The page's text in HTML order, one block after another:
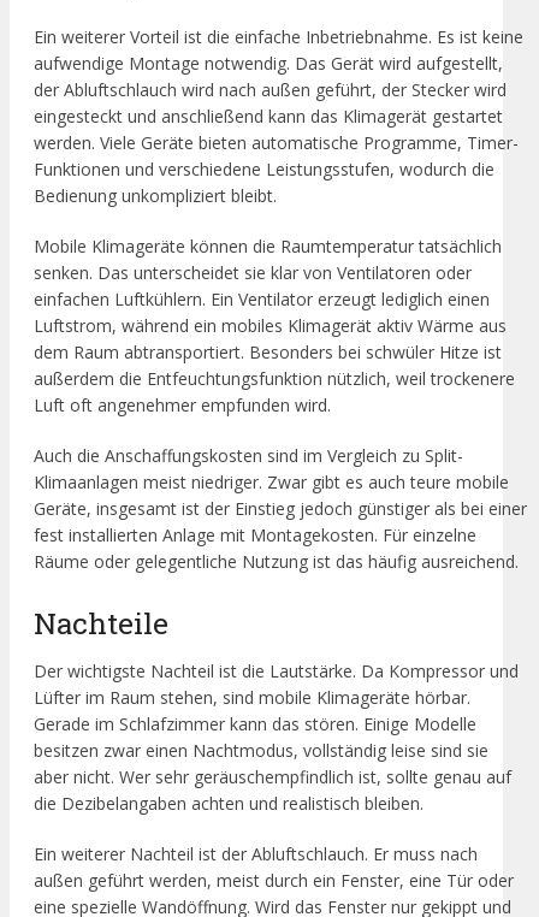
Ein weiterer Vorteil ist die einfache Inbetriebnahme. Es ist keine
aufwendige Montage notwendig. Das Gerät wird aufgestellt,
der Abluftschlauch wird nach außen geführt, der Stecker wird
eingesteckt und anschließend kann das Klimagerät gestartet
werden. Viele Geräte bieten automatische Programme, Timer-
Funktionen und verschiedene Leistungsstufen, wodurch die
Bedienung unkompliziert bleibt.
Mobile Klimageräte können die Raumtemperatur tatsächlich
senken. Das unterscheidet sie klar von Ventilatoren oder
einfachen Luftkühlern. Ein Ventilator erzeugt lediglich einen
Luftstrom, während ein mobiles Klimagerät aktiv Wärme aus
dem Raum abtransportiert. Besonders bei schwüler Hitze ist
außerdem die Entfeuchtungsfunktion nützlich, weil trockenere
Luft oft angenehmer empfunden wird.
Auch die Anschaffungskosten sind im Vergleich zu Split-
Klimaanlagen meist niedriger. Zwar gibt es auch teure mobile
Geräte, insgesamt ist der Einstieg jedoch günstiger als bei einer
fest installierten Anlage mit Montagekosten. Für einzelne
Räume oder gelegentliche Nutzung ist das häufig ausreichend.
Nachteile
Der wichtigste Nachteil ist die Lautstärke. Da Kompressor und
Lüfter im Raum stehen, sind mobile Klimageräte hörbar.
Gerade im Schlafzimmer kann das stören. Einige Modelle
besitzen zwar einen Nachtmodus, vollständig leise sind sie
aber nicht. Wer sehr geräuschempfindlich ist, sollte genau auf
die Dezibelangaben achten und realistisch bleiben.
Ein weiterer Nachteil ist der Abluftschlauch. Er muss nach
außen geführt werden, meist durch ein Fenster, eine Tür oder
eine spezielle Wandöffnung. Wird das Fenster nur gekippt und